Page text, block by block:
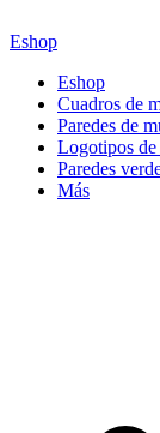
al
Eshop
Eshop
Cuadros de
Paredes de
Logotipos de
Paredes
Más